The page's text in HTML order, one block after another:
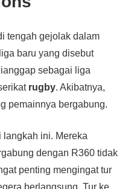
tengah gejolak dalam
baru yang disebut
sebagai liga
rugby. Akibatnya,
pemainnya bergabung.
langkah ini. Mereka
dengan R360 tidak
penting mengingat tur
berlangsung. Tur ke